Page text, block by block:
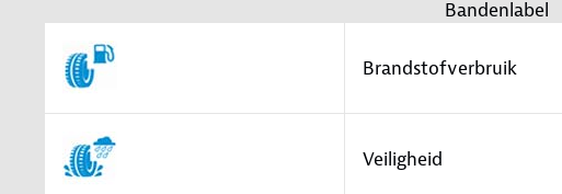
Bandenlabel
Brandstofverbruik
Veiligheid